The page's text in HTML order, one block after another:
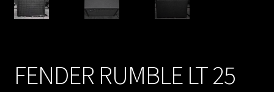
FENDER RUMBLE LT 25